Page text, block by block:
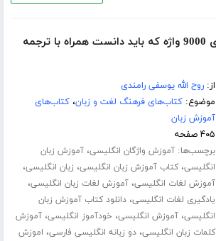
دانلود کتاب دیکشنری 9000 واژه که باید دانست همراه با ترجمه
از:روح الله یوسفی رامندی
موضوع:کتاب‌های فرهنگ لغت و زبان،کتاب‌های
آموزش زبان
۴۰۵ صفحه
برچسب‌ها:آموزش واژگان انگلیسی،آموزش زبان
انگلیسی،کتاب آموزش زبان انگلیسی، زبان انگلیسی،
آموزش لغات انگلیسی،آموزش لغات زبان انگلیسی،
یادگیری لغات انگلیسی،دانلود کتاب آموزش زبان
انگلیسی،آموزش انگلیسی، خودآموز انگلیسی،آموزش
کلمات زبان انگلیسی،دو زبانه انگلیسی فارسی، اموزش